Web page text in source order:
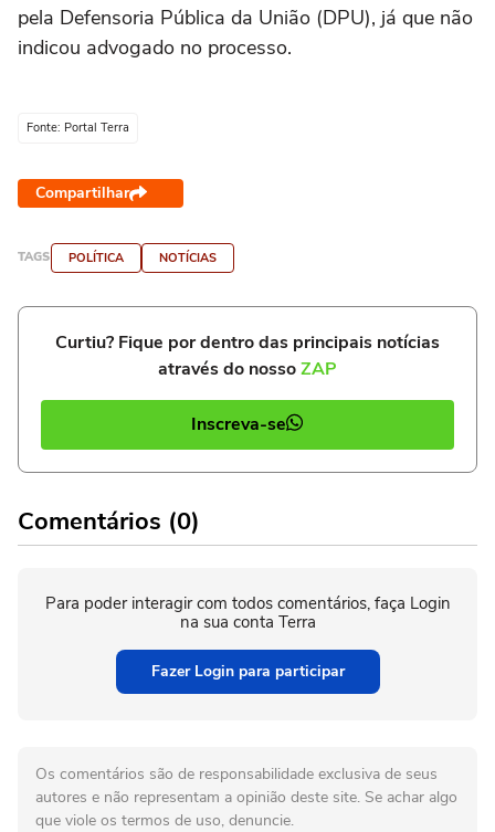
pela Defensoria Pública da União (DPU), já que não
indicou advogado no processo.
Fonte: Portal Terra
Compartilhar
TAGS POLÍTICA NOTÍCIAS
Curtiu? Fique por dentro das principais notícias
através do nossoZAP
Inscreva-se
Comentários (0)
Para poder interagir com todos comentários, faça Login
na sua conta Terra
Fazer Login para participar
Os comentários são de responsabilidade exclusiva de seus
autores e não representam a opinião deste site. Se achar algo
que viole os termos de uso, denuncie.